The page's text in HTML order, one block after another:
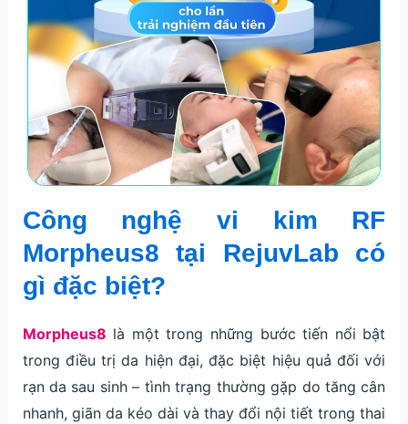
Công nghệ vi kim RF
Morpheus8 tại RejuvLab có
gì đặc biệt?
Morpheus8 là một trong những bước tiến nổi bật
trong điều trị da hiện đại, đặc biệt hiệu quả đối với
rạn da sau sinh – tình trạng thường gặp do tăng cân
nhanh, giãn da kéo dài và thay đổi nội tiết trong thai